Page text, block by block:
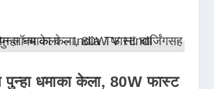
धमाका केला, 80W फास्ट